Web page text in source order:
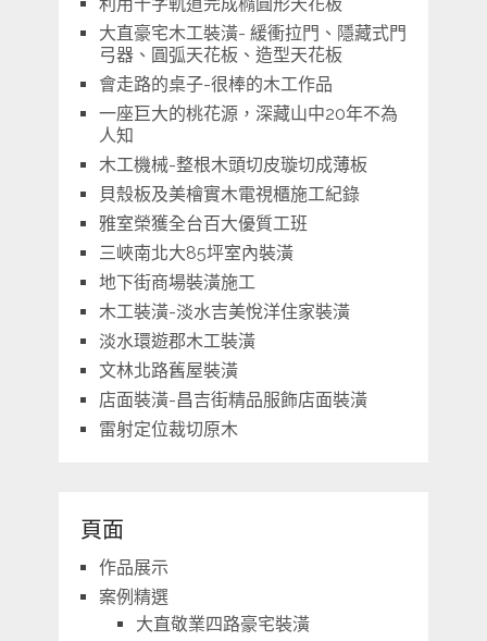
大直豪宅木工裝潢- 緩衝拉門、隱藏式門
弓器、圓弧天花板、造型天花板
會走路的桌子-很棒的木工作品
一座巨大的桃花源，深藏山中20年不為
人知
木工機械-整根木頭切皮璇切成薄板
貝殼板及美檜實木電視櫃施工紀錄
雅室榮獲全台百大優質工班
三峽南北大85坪室內裝潢
地下街商場裝潢施工
木工裝潢-淡水吉美悅洋住家裝潢
淡水環遊郡木工裝潢
文林北路舊屋裝潢
店面裝潢-昌吉街精品服飾店面裝潢
雷射定位裁切原木
頁面
作品展示
案例精選
大直敬業四路豪宅裝潢